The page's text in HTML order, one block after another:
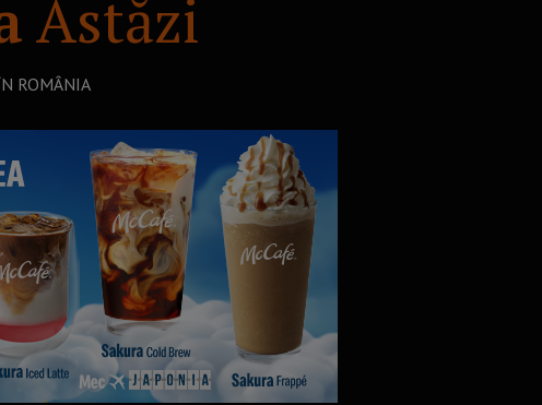
Astăzi
ROMÂNIA